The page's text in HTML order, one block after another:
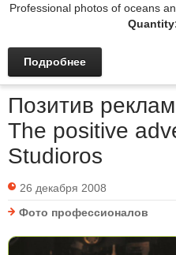
Professional photos of oceans
Подробнее
Позитив
The positive
Studioros
26 декабря 2008
Фото профессионалов